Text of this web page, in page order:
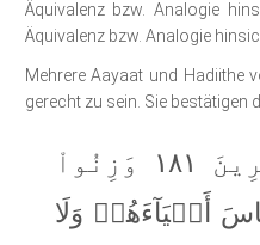
Äquivalenz bzw. Analogie
Äquivalenz bzw. Analogie
Mehrere Aayaat und Hadiithe
gerecht zu sein. Sie
أَوۡفُواْ ٱلۡكَيۡلَ وَلَا تَكُونُواْ مِنَ ٱلۡمُخۡسِرِينَ ١٨١ وَزِنُواْ
تَبۡخَسُواْ ٱلنَّاسَ أَشۡيَآءَهُمۡ وَلَا